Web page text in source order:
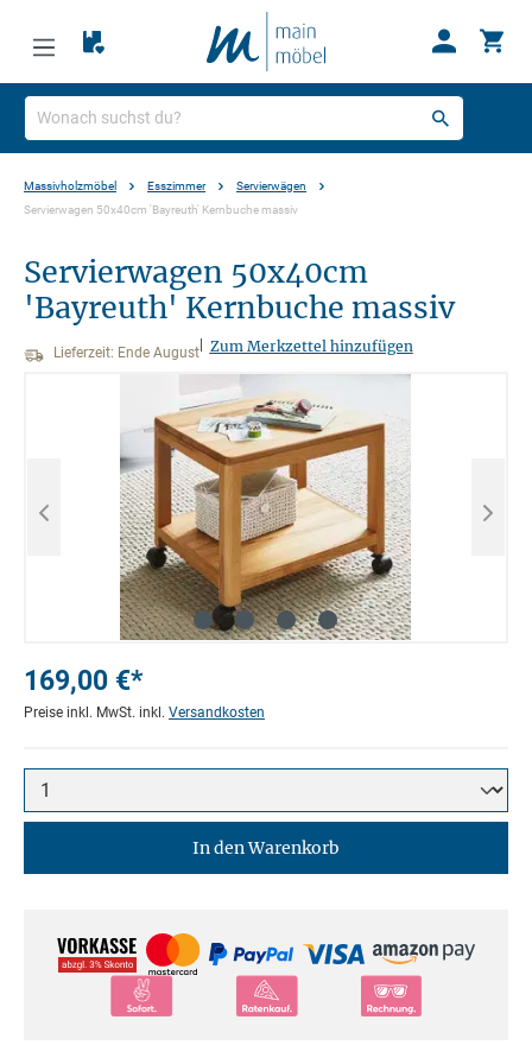
Massivholzmöbel Esszimmer
Servierwägen
Servierwagen 50x40cm 'Bayreuth' Kernbuche massiv
Servierwagen 50x40cm
'Bayreuth' Kernbuche massiv
Lieferzeit: Ende August Zum Merkzettel hinzufügen
169,00 €*
Preise inkl. MwSt. inkl. Versandkosten
In den Warenkorb